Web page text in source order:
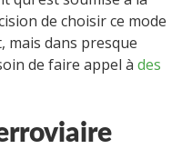
de choisir ce mode
dans presque
de faire appel à des